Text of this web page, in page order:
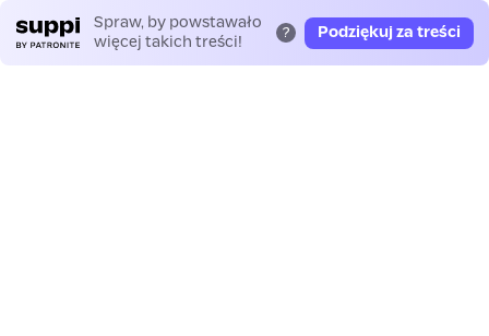
Spraw, by powstawało
więcej takich treści!
? Podziękuj za treści